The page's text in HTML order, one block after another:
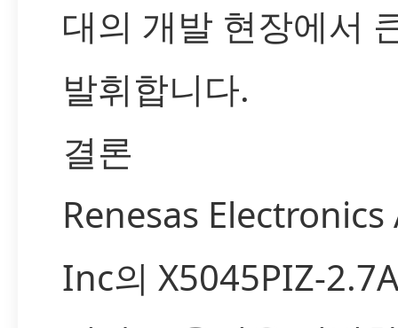
대의 개발 현장에서
발휘합니다.
결론
Renesas
Inc의 X5045PIZ-